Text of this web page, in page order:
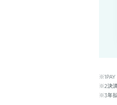
※1
※2決
※3年